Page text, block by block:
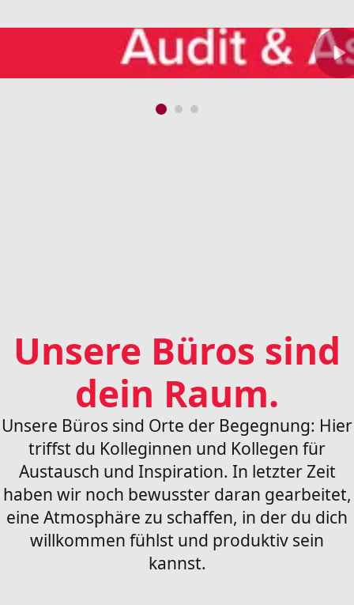
Unsere Büros sind
dein Raum.
Unsere Büros sind Orte der Begegnung: Hier
triffst du Kolleginnen und Kollegen für
Austausch und Inspiration. In letzter Zeit
haben wir noch bewusster daran gearbeitet,
eine Atmosphäre zu schaffen, in der du dich
willkommen fühlst und produktiv sein
kannst.